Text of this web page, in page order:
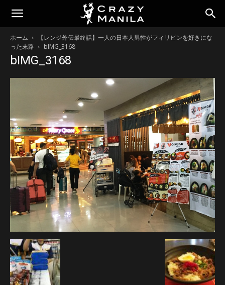
ホーム
【レンジ外伝最終話】一人の日本人男性がフィリピンを好きにな
った末路
bIMG_3168
bIMG_3168